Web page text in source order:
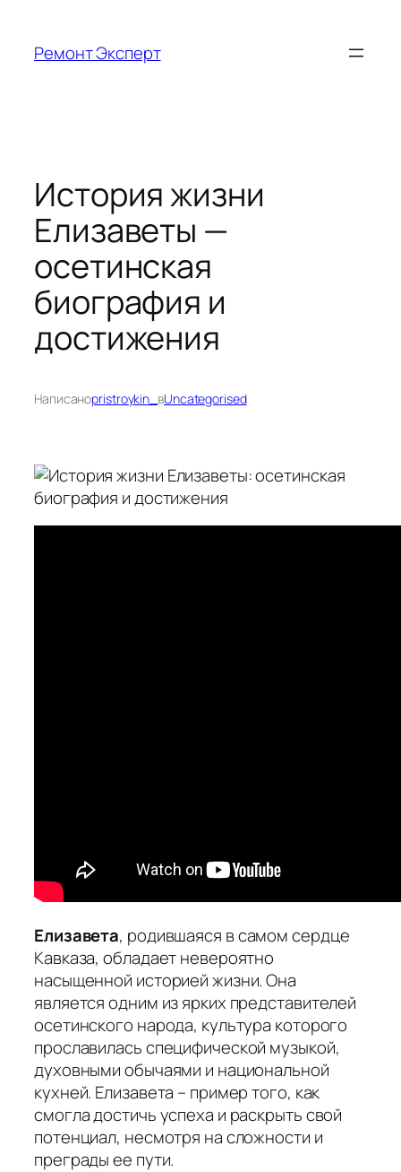
содержимому
Ремонт Эксперт
История жизни
Елизаветы —
осетинская
биография и
достижения
Написаноpristroykin_ вUncategorised
Елизавета, родившаяся в самом сердце
Кавказа, обладает невероятно
насыщенной историей жизни. Она
является одним из ярких представителей
осетинского народа, культура которого
прославилась специфической музыкой,
духовными обычаями и национальной
кухней. Елизавета – пример того, как
смогла достичь успеха и раскрыть свой
потенциал, несмотря на сложности и
преграды ее пути.